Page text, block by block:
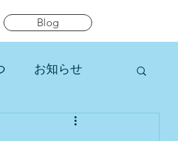
Blog
お知らせ